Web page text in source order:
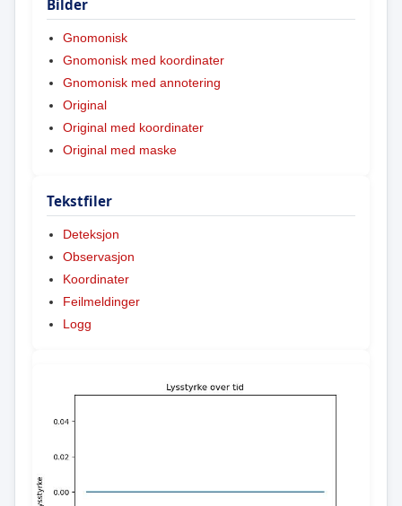
Bilder
Gnomonisk
Gnomonisk med koordinater
Gnomonisk med annotering
Original
Original med koordinater
Original med maske
Tekstfiler
Deteksjon
Observasjon
Koordinater
Feilmeldinger
Logg